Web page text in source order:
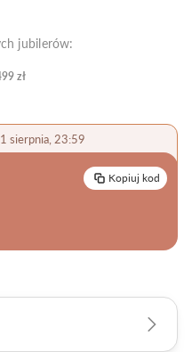
jubilerów:
zł
sierpnia, 23:59
Kopiuj kod